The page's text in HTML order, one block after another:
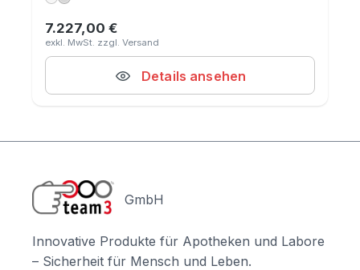
Regulärer Preis:
7.227,00 €
Details ansehen
GmbH
Innovative Produkte für Apotheken und Labore
– Sicherheit für Mensch und Leben.